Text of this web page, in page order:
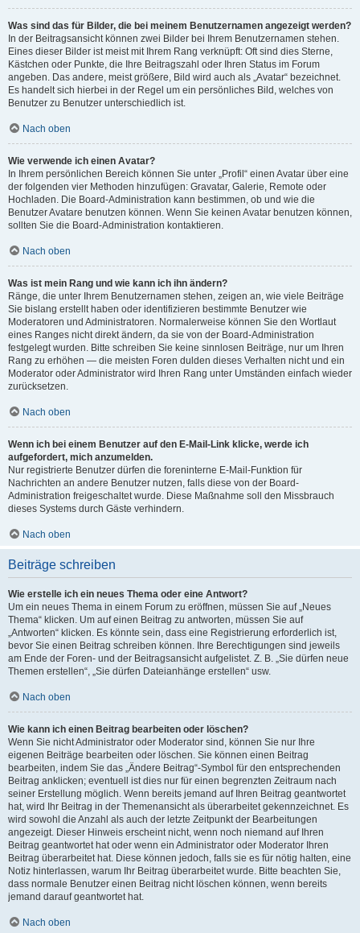
Was sind das für Bilder, die bei meinem Benutzernamen angezeigt werden?
In der Beitragsansicht können zwei Bilder bei Ihrem Benutzernamen stehen.
Eines dieser Bilder ist meist mit Ihrem Rang verknüpft: Oft sind dies Sterne,
Kästchen oder Punkte, die Ihre Beitragszahl oder Ihren Status im Forum
angeben. Das andere, meist größere, Bild wird auch als „Avatar“ bezeichnet.
Es handelt sich hierbei in der Regel um ein persönliches Bild, welches von
Benutzer zu Benutzer unterschiedlich ist.
Nach oben
Wie verwende ich einen Avatar?
In Ihrem persönlichen Bereich können Sie unter „Profil“ einen Avatar über eine
der folgenden vier Methoden hinzufügen: Gravatar, Galerie, Remote oder
Hochladen. Die Board-Administration kann bestimmen, ob und wie die
Benutzer Avatare benutzen können. Wenn Sie keinen Avatar benutzen können,
sollten Sie die Board-Administration kontaktieren.
Nach oben
Was ist mein Rang und wie kann ich ihn ändern?
Ränge, die unter Ihrem Benutzernamen stehen, zeigen an, wie viele Beiträge
Sie bislang erstellt haben oder identifizieren bestimmte Benutzer wie
Moderatoren und Administratoren. Normalerweise können Sie den Wortlaut
eines Ranges nicht direkt ändern, da sie von der Board-Administration
festgelegt wurden. Bitte schreiben Sie keine sinnlosen Beiträge, nur um Ihren
Rang zu erhöhen — die meisten Foren dulden dieses Verhalten nicht und ein
Moderator oder Administrator wird Ihren Rang unter Umständen einfach wieder
zurücksetzen.
Nach oben
Wenn ich bei einem Benutzer auf den E-Mail-Link klicke, werde ich
aufgefordert, mich anzumelden.
Nur registrierte Benutzer dürfen die foreninterne E-Mail-Funktion für
Nachrichten an andere Benutzer nutzen, falls diese von der Board-
Administration freigeschaltet wurde. Diese Maßnahme soll den Missbrauch
dieses Systems durch Gäste verhindern.
Nach oben
Beiträge schreiben
Wie erstelle ich ein neues Thema oder eine Antwort?
Um ein neues Thema in einem Forum zu eröffnen, müssen Sie auf „Neues
Thema“ klicken. Um auf einen Beitrag zu antworten, müssen Sie auf
„Antworten“ klicken. Es könnte sein, dass eine Registrierung erforderlich ist,
bevor Sie einen Beitrag schreiben können. Ihre Berechtigungen sind jeweils
am Ende der Foren- und der Beitragsansicht aufgelistet. Z. B. „Sie dürfen neue
Themen erstellen“, „Sie dürfen Dateianhänge erstellen“ usw.
Nach oben
Wie kann ich einen Beitrag bearbeiten oder löschen?
Wenn Sie nicht Administrator oder Moderator sind, können Sie nur Ihre
eigenen Beiträge bearbeiten oder löschen. Sie können einen Beitrag
bearbeiten, indem Sie das „Ändere Beitrag“-Symbol für den entsprechenden
Beitrag anklicken; eventuell ist dies nur für einen begrenzten Zeitraum nach
seiner Erstellung möglich. Wenn bereits jemand auf Ihren Beitrag geantwortet
hat, wird Ihr Beitrag in der Themenansicht als überarbeitet gekennzeichnet. Es
wird sowohl die Anzahl als auch der letzte Zeitpunkt der Bearbeitungen
angezeigt. Dieser Hinweis erscheint nicht, wenn noch niemand auf Ihren
Beitrag geantwortet hat oder wenn ein Administrator oder Moderator Ihren
Beitrag überarbeitet hat. Diese können jedoch, falls sie es für nötig halten, eine
Notiz hinterlassen, warum Ihr Beitrag überarbeitet wurde. Bitte beachten Sie,
dass normale Benutzer einen Beitrag nicht löschen können, wenn bereits
jemand darauf geantwortet hat.
Nach oben